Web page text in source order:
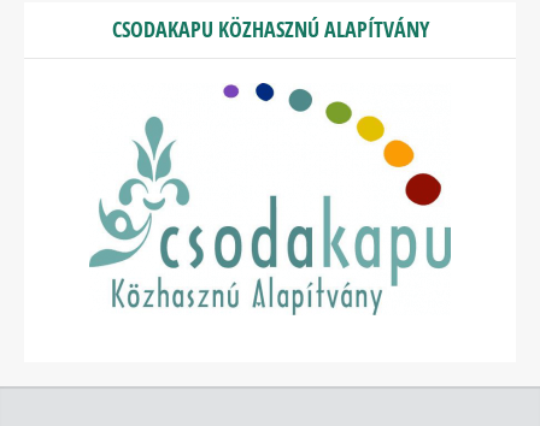
CSODAKAPU KÖZHASZNÚ ALAPÍTVÁNY